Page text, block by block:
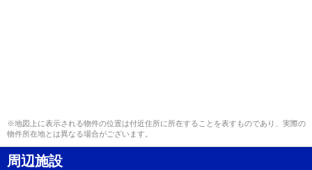
※地図上に表示される物件の位置は付近住所に所在することを表すものであり、実際の
物件所在地とは異なる場合がございます。
周辺施設